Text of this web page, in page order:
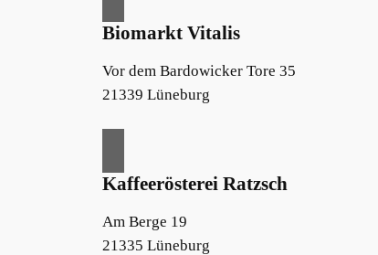
Biomarkt Vitalis
Vor dem Bardowicker Tore 35
21339 Lüneburg
Kaffeerösterei Ratzsch
Am Berge 19
21335 Lüneburg